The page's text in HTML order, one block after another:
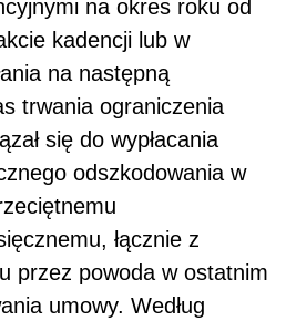
na okres roku od
kadencji lub w
na następną
trwania ograniczenia
się do wypłacania
odszkodowania w
łącznie z
przez powoda w ostatnim
umowy. Według